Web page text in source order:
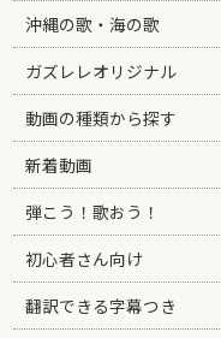
沖縄の歌・海の歌
ガズレレオリジナル
動画の種類から探す
新着動画
弾こう！歌おう！
初心者さん向け
翻訳できる字幕つき